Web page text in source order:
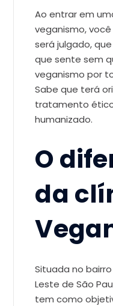
Ao entrar em
veganismo,
será julgado,
que sente sem
veganismo por
Sabe que terá
tratamento
humanizado.
O
da
Situada no
Leste de São
tem como